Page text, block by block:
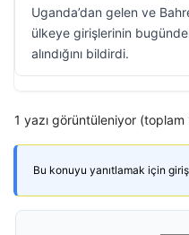
Uganda’dan gelen ve
ülkeye girişlerinin
alındığını bildirdi.
1 yazı görüntüleniyor (toplam
Bu konuyu yanıtlamak için giriş